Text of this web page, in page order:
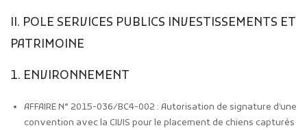
II. POLE SERVICES PUBLICS INVESTISSEMENTS ET
PATRIMOINE
1. ENVIRONNEMENT
AFFAIRE N° 2015-036/BC4-002 : Autorisation de signature d’une
convention avec la CIVIS pour le placement de chiens capturés